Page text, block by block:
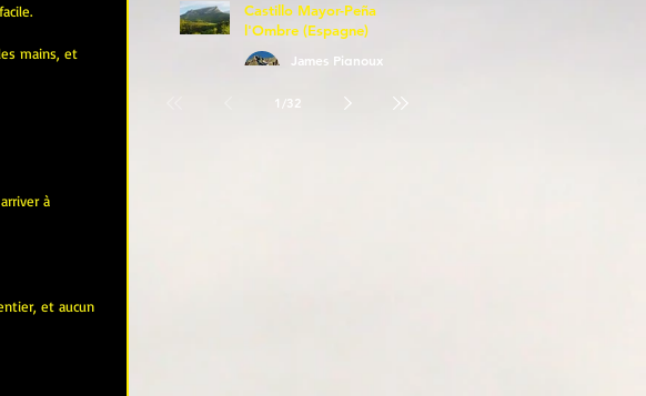
mains, et
à
et aucun
Castillo Mayor-Peña
l'Ombre (Espagne)
James Pignoux
1 /32